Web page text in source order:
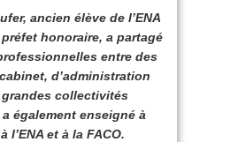
ancien élève de l’ENA
préfet honoraire, a partagé
entre des
d’administration
collectivités
également enseigné à
l’ENA et à la FACO.